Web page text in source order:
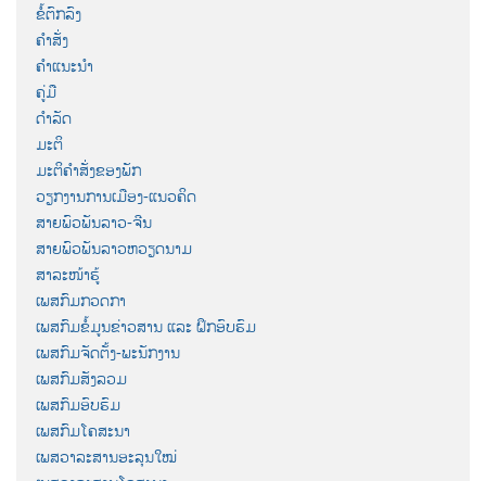
ຂໍ້ຕົກລົງ
ຄຳສັ່ງ
ຄຳແນະນຳ
ຄູ່ມື
ດຳລັດ
ມະຕິ
ມະຕິຄຳສັ່ງຂອງພັກ
ວຽກງານການເມືອງ-ແນວຄິດ
ສາຍພົວພັນລາວ-ຈີນ
ສາຍພົວພັນລາວຫວຽດນາມ
ສາລະໜ້າຮູ້
ເພສກົມກວດກາ
ເພສກົມຂໍ້ມູນຂ່າວສານ ແລະ ຝຶກອົບຮົມ
ເພສກົມຈັດຕັ້ງ-ພະນັກງານ
ເພສກົມສັງລວມ
ເພສກົມອົບຮົມ
ເພສກົມໂຄສະນາ
ເພສວາລະສານອະລຸນໃໝ່